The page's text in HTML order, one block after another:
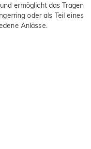
ermöglicht das Tragen
oder als Teil eines
Anlässe.